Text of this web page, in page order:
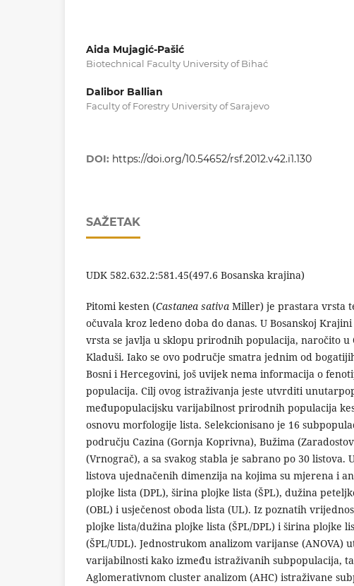
Aida Mujagić-Pašić
Biotechnical Faculty University of Bihać
Dalibor Ballian
Faculty of Forestry University of Sarajevo
DOI: https://doi.org/10.54652/rsf.2012.v42.i1.130
SAŽETAK
UDK 582.632.2:581.45(497.6 Bosanska krajina)
Pitomi kesten (Castanea sativa Miller) je prastara vrsta
očuvala kroz ledeno doba do danas. U Bosanskoj
vrsta se javlja u sklopu prirodnih populacija, naročito u
Kladuši. Iako se ovo područje smatra jednim od
Bosni i Hercegovini, još uvijek nema informacija o
populacija. Cilj ovog istraživanja jeste utvrditi
međupopulacijsku varijabilnost prirodnih populacija
osnovu morfologije lista. Selekcionisano je 16
području Cazina (Gornja Koprivna), Bužima
(Vrnograč), a sa svakog stabla je sabrano po 30 listova.
listova ujednačenih dimenzija na kojima su mjerena i
plojke lista (DPL), širina plojke lista (ŠPL), dužina
(OBL) i usječenost oboda lista (UL). Iz poznatih
plojke lista/dužina plojke lista (ŠPL/DPL) i širina plojke
(ŠPL/UDL). Jednostrukom analizom varijanse (ANOVA)
varijabilnosti kako između istraživanih subpopulacija,
Aglomerativnom cluster analizom (AHC) istraživane